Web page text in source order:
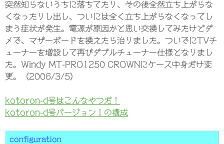
突然知らないうちに落ちてたり、その後全然立ち上がらな
くなったりし出し、ついには全く立ち上がらなくなってし
まう症状が発生。電源が原因かと思い交換してみたけどダ
メで、マザーボードを換えたら治りました。ついでにTVチ
ューナーを増設して再びダブルチューナー仕様となりまし
た。Windy MT-PRO1250 CROWNにケース中身だけ変
更。（2006/3/5）
kotoron-d号はこんなやつだ！
kotoron-d号バージョン１の構成
configuration